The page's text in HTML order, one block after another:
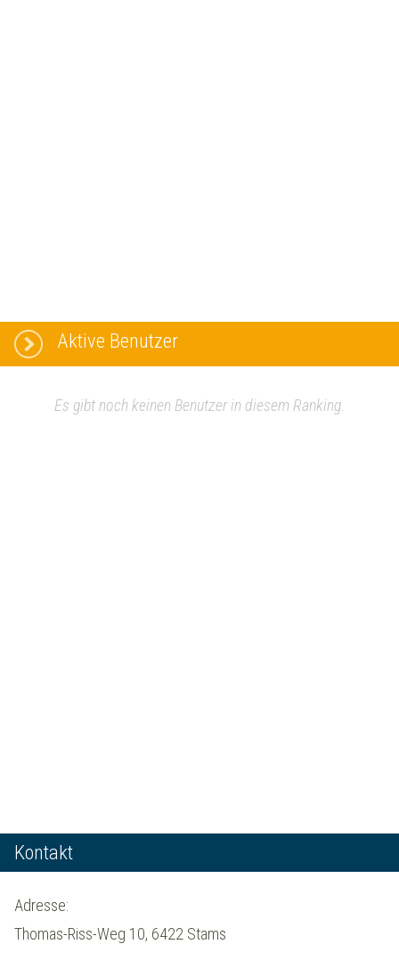
Aktive Benutzer
Es gibt noch keinen Benutzer in diesem Ranking.
Kontakt
Adresse:
Thomas-Riss-Weg 10, 6422 Stams